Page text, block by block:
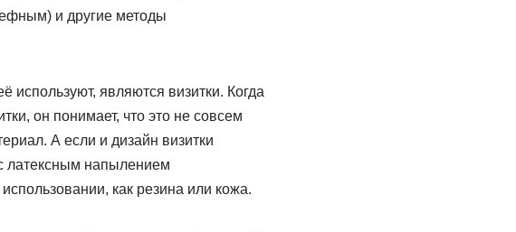
и другие методы
используют, являются визитки. Когда
он понимает, что это не совсем
А если и дизайн визитки
латексным напылением
как резина или кожа.